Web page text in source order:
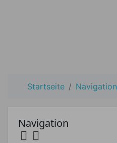
Startseite Navigation
Navigation
 